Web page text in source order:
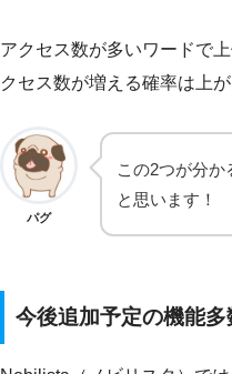
アクセス数が多いワードで
クセス数が増える確率は上が
パグ
この2つが分か
と思います！
今後追加予定の機能多